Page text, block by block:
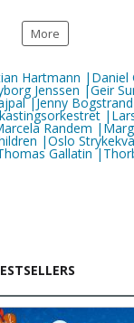
More
Hartmann |Daniel
Jenssen |Geir
|Jenny
Randem
|Oslo
Gallatin